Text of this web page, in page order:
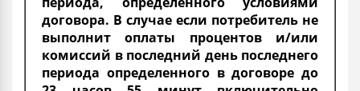
договора. В случае если потребитель не
выполнит оплаты процентов и/или
комиссий в последний день последнего
периода определенного в договоре до